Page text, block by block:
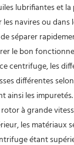
lubrifiantes et
navires ou dans
séparer
le bon
centrifuge, les
différentes
ainsi les
à grande
les matériaux
étant